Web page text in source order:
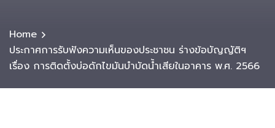
Home
ประกาศการรับฟังความเห็นของประชาชน ร่างข้อบัญญัติฯ
เรื่อง การติดตั้งบ่อดักไขมันบำบัดน้ำเสียในอาคาร พ.ศ. 2566